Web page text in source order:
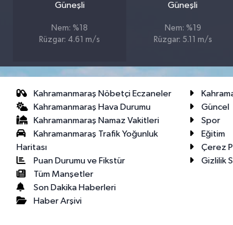
Güneşli
Nem: %18
Rüzgar: 4.61 m/s
Güneşli
Nem: %19
Rüzgar: 5.11 m/s
Kahramanmaraş Nöbetçi Eczaneler
Kahramanmaraş Hava Durumu
Kahramanmaraş Namaz Vakitleri
Kahramanmaraş Trafik Yoğunluk
Haritası
Puan Durumu ve Fikstür
Tüm Manşetler
Son Dakika Haberleri
Haber Arşivi
Güncel
Spor
Eğitim
Çerez
Gizlilik